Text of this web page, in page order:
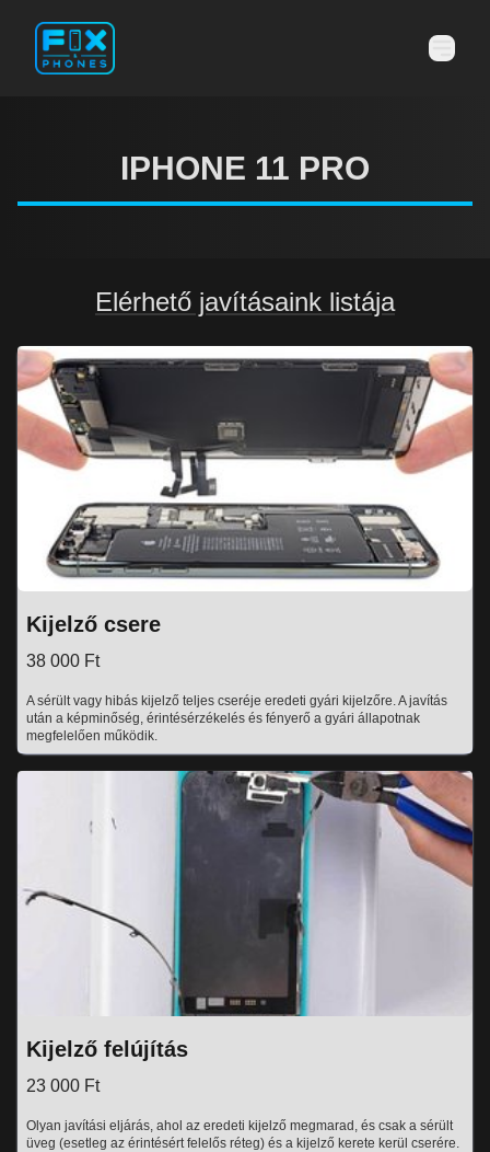
IPHONE 11 PRO
Elérhető javításaink listája
Kijelző csere
38 000 Ft
A sérült vagy hibás kijelző teljes cseréje eredeti gyári kijelzőre. A javítás
után a képminőség, érintésérzékelés és fényerő a gyári állapotnak
megfelelően működik.
Kijelző felújítás
23 000 Ft
Olyan javítási eljárás, ahol az eredeti kijelző megmarad, és csak a sérült
üveg (esetleg az érintésért felelős réteg) és a kijelző kerete kerül cserére.